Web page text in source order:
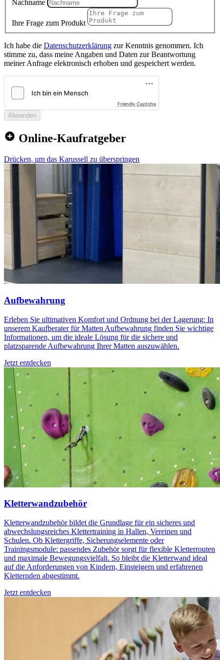
Nachname
Ihre Frage zum Produkt
Ich habe die Datenschutzerklärung zur Kenntnis genommen. Ich
stimme zu, dass meine Angaben und Daten zur Beantwortung
meiner Anfrage elektronisch erhoben und gespeichert werden.
Friendly Captcha
Absenden
Online-Kaufratgeber
Drücken, um das Karussell zu überspringen
Aufbewahrung
Erleben Sie ultimativen Komfort und Ordnung bei der Lagerung: In
unserem Kaufberater für Matten Aufbewahrung finden Sie wichtige
Informationen, um die ideale Lösung für die sichere und
platzsparende Aufbewahrung Ihrer Matten auszuwählen.
Jetzt entdecken
Kletterwandzubehör
Kletterwandzubehör bildet die Grundlage für ein sicheres und
abwechslungsreiches Klettertraining in Hallen, Vereinen und
Schulen. Ob Klettergriffe, Sicherungselemente oder
Trainingsmodule: passendes Zubehör sorgt für flexible Kletterrouten
und maximale Bewegungsvielfalt. So bleibt die Kletterwand ideal
auf die Anforderungen von Kindern, Einsteigern und erfahrenen
Kletternden abgestimmt.
Jetzt entdecken